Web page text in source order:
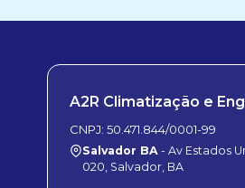
A2R Climatização e
CNPJ: 50.471.844/0001-99
Salvador BA - Av Estados
020, Salvador, BA